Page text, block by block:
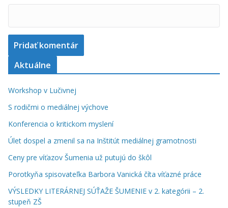
Aktuálne
Workshop v Lučivnej
S rodičmi o mediálnej výchove
Konferencia o kritickom myslení
Úlet dospel a zmenil sa na Inštitút mediálnej gramotnosti
Ceny pre víťazov Šumenia už putujú do škôl
Porotkyňa spisovateľka Barbora Vanická číta víťazné práce
VÝSLEDKY LITERÁRNEJ SÚŤAŽE ŠUMENIE v 2. kategórii – 2.
stupeň ZŠ